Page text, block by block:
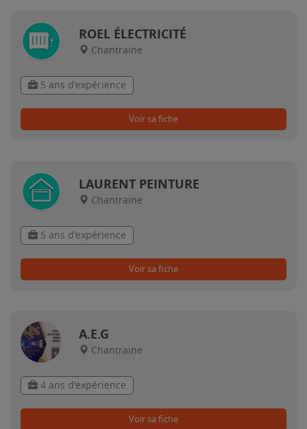
ROEL ÉLECTRICITÉ
Chantraine
5 ans d'expérience
Voir sa fiche
LAURENT PEINTURE
Chantraine
5 ans d'expérience
Voir sa fiche
A.E.G
Chantraine
4 ans d'expérience
Voir sa fiche